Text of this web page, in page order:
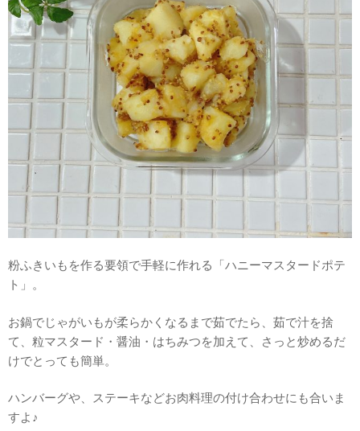
粉ふきいもを作る要領で手軽に作れる「ハニーマスタードポテ
ト」。
お鍋でじゃがいもが柔らかくなるまで茹でたら、茹で汁を捨
て、粒マスタード・醤油・はちみつを加えて、さっと炒めるだ
けでとっても簡単。
ハンバーグや、ステーキなどお肉料理の付け合わせにも合いま
すよ♪